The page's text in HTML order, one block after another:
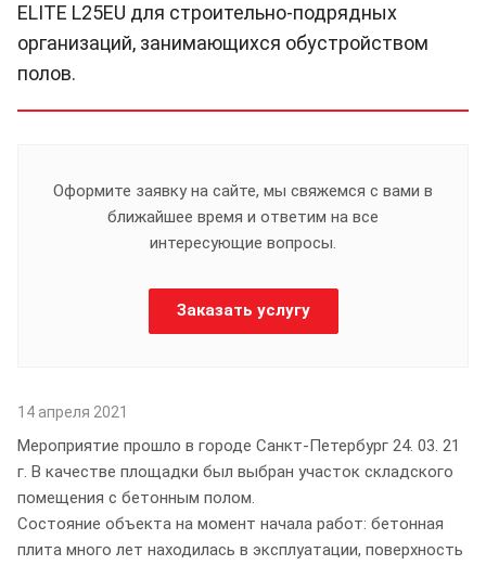
ELITE L25EU для строительно-подрядных
организаций, занимающихся обустройством
полов.
Оформите заявку на сайте, мы свяжемся с вами в
ближайшее время и ответим на все
интересующие вопросы.
Заказать услугу
14 апреля 2021
Мероприятие прошло в городе Санкт-Петербург 24. 03. 21
г. В качестве площадки был выбран участок складского
помещения с бетонным полом.
Состояние объекта на момент начала работ: бетонная
плита много лет находилась в эксплуатации, поверхность